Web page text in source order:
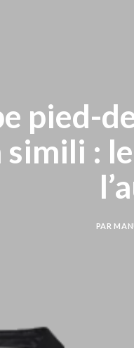
pied-
simili :
PAR